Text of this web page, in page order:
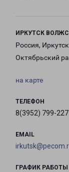
ИРКУТСК
Россия,
Октябрьский
на карте
ТЕЛЕФОН
8(3952) 799-227
EMAIL
ГРАФИК РАБОТЫ